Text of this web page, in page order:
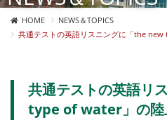
HOME
NEWS＆TOPICS
共通テストの英語リスニングに「the
共通テストの英語リ
type of water」の陸